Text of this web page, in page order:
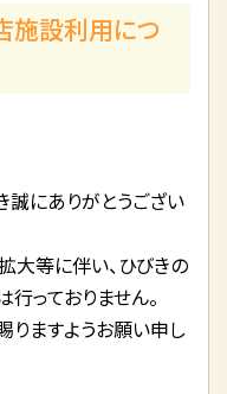
施設利用につ
誠にありがとうござい
大等に伴い、ひびきの
っておりません。
りますようお願い申し